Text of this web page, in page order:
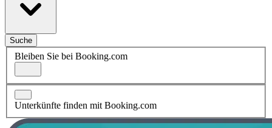
Suche
Bleiben Sie bei Booking.com
Unterkünfte finden mit Booking.com